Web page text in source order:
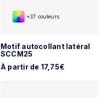
+37 couleurs
Motif autocollant latéral
SCCM25
À partir de 17,75€